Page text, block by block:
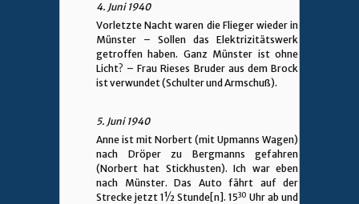
4. Juni 1940
Vorletzte Nacht waren die Flieger wieder in
Münster – Sollen das Elektrizitätswerk
getroffen haben. Ganz Münster ist ohne
Licht? – Frau Rieses Bruder aus dem Brock
ist verwundet (Schulter und Armschuß).
5. Juni 1940
Anne ist mit Norbert (mit Upmanns Wagen)
nach Dröper zu Bergmanns gefahren
(Norbert hat Stickhusten). Ich war eben
nach Münster. Das Auto fährt auf der
Strecke jetzt 1 ½ Stunde[n]. 1530 Uhr ab und